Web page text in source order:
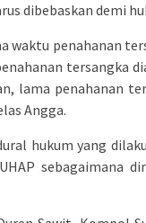
dibebaskan demi
waktu penahanan
tersangka
lama penahanan
Angga.
hukum yang
sebagaimana